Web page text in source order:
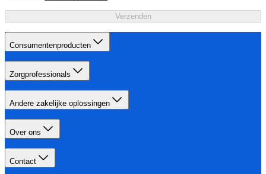
Verzenden
Consumentenproducten
Zorgprofessionals
Andere zakelijke oplossingen
Over ons
Contact